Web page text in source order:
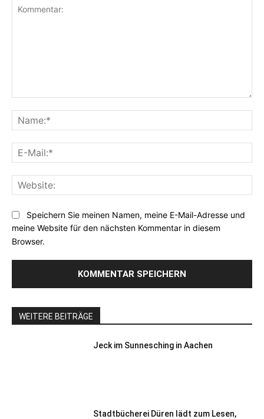
Speichern Sie meinen Namen, meine E-Mail-Adresse und
meine Website für den nächsten Kommentar in diesem
Browser.
WEITERE BEITRÄGE
Jeck im Sunnesching in Aachen
Stadtbücherei Düren lädt zum Lesen,